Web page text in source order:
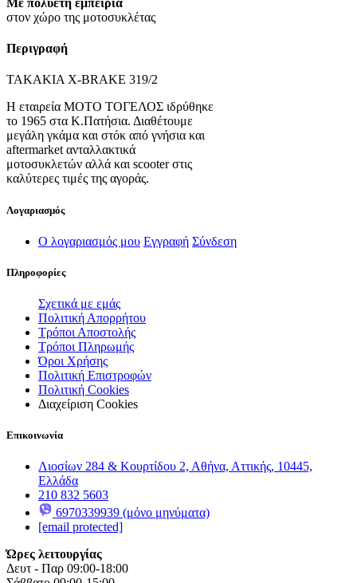
στον χώρο της μοτοσυκλέτας
Περιγραφή
ΤΑΚΑΚΙΑ X-BRAKE 319/2
Η εταιρεία ΜΟΤΟ ΤΟΓΕΛΟΣ ιδρύθηκε
το 1965 στα Κ.Πατήσια. Διαθέτουμε
μεγάλη γκάμα και στόκ από γνήσια και
aftermarket ανταλλακτικά
μοτοσυκλετών αλλά και scooter στις
καλύτερες τιμές της αγοράς.
Λογαριασμός
Ο λογαριασμός μου Εγγραφή Σύνδεση
Πληροφορίες
Σχετικά με εμάς
Πολιτική Απορρήτου
Τρόποι Αποστολής
Τρόποι Πληρωμής
Όροι Χρήσης
Πολιτική Επιστροφών
Πολιτική Cookies
Διαχείριση Cookies
Επικοινωνία
Λιοσίων 284 & Κουρτίδου 2, Αθήνα, Αττικής, 10445,
Ελλάδα
210 832 5603
6970339939 (μόνο μηνύματα)
[email protected]
Ώρες λειτουργίας
Δευτ - Παρ 09:00-18:00